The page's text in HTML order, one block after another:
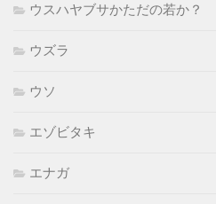
ウスハヤブサかただの若か？
ウズラ
ウソ
エゾビタキ
エナガ